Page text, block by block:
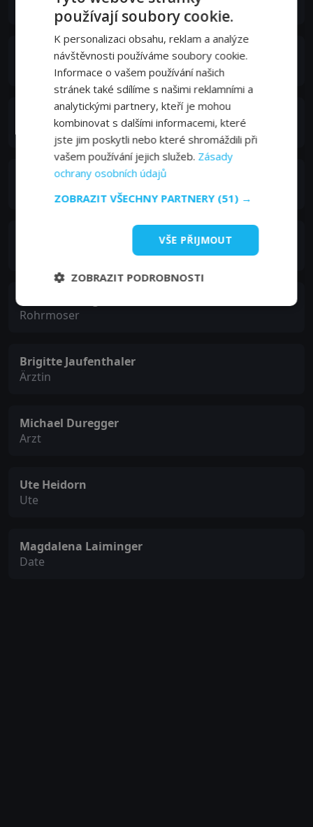
Rosi (old)
Helmuth Häusler
Maria Strauss
Iris Unterberger
Rosi (young)
Rohrmoser
Brigitte Jaufenthaler
Ärztin
Michael Duregger
Arzt
Ute Heidorn
Ute
Magdalena Laiminger
Date
používají soubory cookie.
K personalizaci obsahu, reklam a analýze
návštěvnosti používáme soubory cookie.
Informace o vašem používání našich
stránek také sdílíme s našimi reklamními a
analytickými partnery, kteří je mohou
kombinovat s dalšími informacemi, které
jste jim poskytli nebo které shromáždili při
vašem používání jejich služeb. Zásady
ochrany osobních údajů
ZOBRAZIT VŠECHNY PARTNERY (51) →
VŠE PŘIJMOUT
ZOBRAZIT PODROBNOSTI